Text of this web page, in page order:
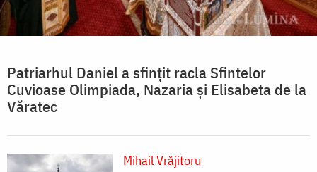
Patriarhul Daniel a sfințit racla Sfintelor
Cuvioase Olimpiada, Nazaria și Elisabeta de la
Văratec
Mihail Vrăjitoru